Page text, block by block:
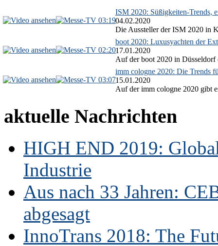
03:19
ISM 2020: Süßigkeiten-Trends,
04.02.2020
Die Aussteller der ISM 2020 in
02:20
boot 2020: Luxusyachten der
17.01.2020
Auf der boot 2020 in Düsseldorf
03:07
imm cologne 2020: Die Trends
15.01.2020
Auf der imm cologne 2020 gibt
aktuelle Nachrichten
HIGH END 2019:
Industrie
Aus nach 33 Jahren:
abgesagt
InnoTrans 2018: The